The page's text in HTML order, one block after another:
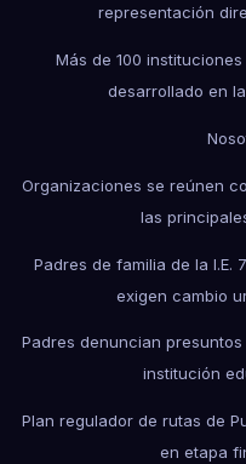
representación
Más de 100
desarrollado en
Organizaciones se reúnen
las
Padres de familia de la I.E.
exigen cambio
Padres denuncian
institución
Plan regulador de rutas de
en etapa